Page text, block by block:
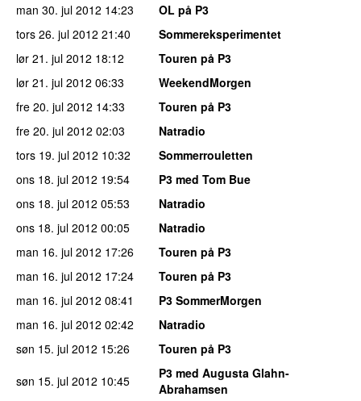
man 30. jul 2012 14:23
OL på P3
tors 26. jul 2012 21:40
Sommereksperimentet
lør 21. jul 2012 18:12
Touren på P3
lør 21. jul 2012 06:33
WeekendMorgen
fre 20. jul 2012 14:33
Touren på P3
fre 20. jul 2012 02:03
Natradio
tors 19. jul 2012 10:32
Sommerrouletten
ons 18. jul 2012 19:54
P3 med Tom Bue
ons 18. jul 2012 05:53
Natradio
ons 18. jul 2012 00:05
Natradio
man 16. jul 2012 17:26
Touren på P3
man 16. jul 2012 17:24
Touren på P3
man 16. jul 2012 08:41
P3 SommerMorgen
man 16. jul 2012 02:42
Natradio
søn 15. jul 2012 15:26
Touren på P3
søn 15. jul 2012 10:45
P3 med Augusta Glahn-
Abrahamsen